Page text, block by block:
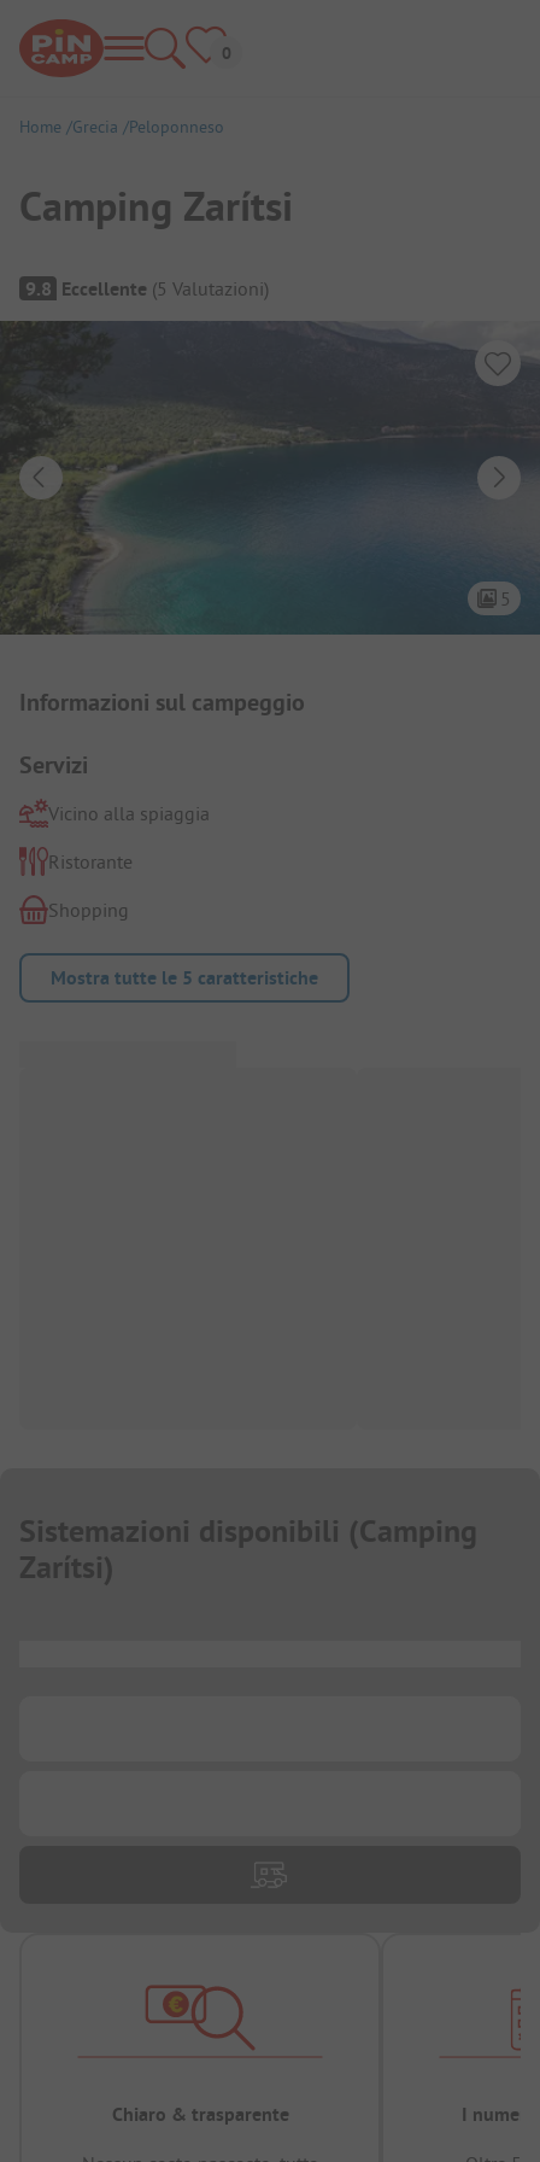
Home Grecia Peloponneso
Camping Zarítsi
Panoramica del campeggio
9.8 Eccellente (5 Valutazioni)
5
Informazioni sul campeggio
Servizi
Vicino alla spiaggia
Ristorante
Shopping
Mostra tutte le 5 caratteristiche
Sistemazioni disponibili (Camping
Zarítsi)
Chiaro & trasparente I numeri